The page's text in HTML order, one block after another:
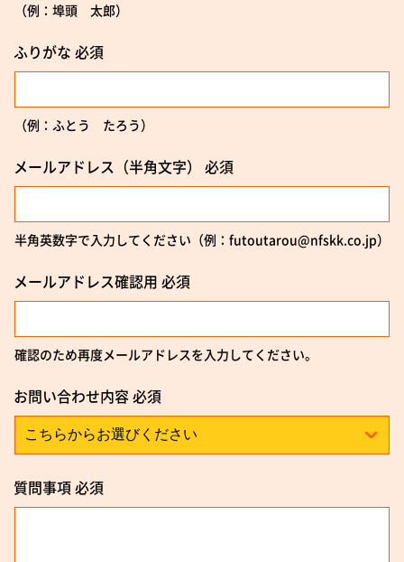
（例：埠頭 太郎）
ふりがな 必須
（例：ふとう たろう）
メールアドレス （半角文字） 必須
半角英数字で入力してください（例：futoutarou@nfskk.co.jp）
メールアドレス確認用 必須
確認のため再度メールアドレスを入力してください。
お問い合わせ内容必須
質問事項必須